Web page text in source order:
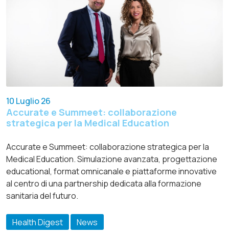
10 Luglio 26
Accurate e Summeet: collaborazione
strategica per la Medical Education
Accurate e Summeet: collaborazione strategica per la
Medical Education. Simulazione avanzata, progettazione
educational, format omnicanale e piattaforme innovative
al centro di una partnership dedicata alla formazione
sanitaria del futuro.
Health Digest News